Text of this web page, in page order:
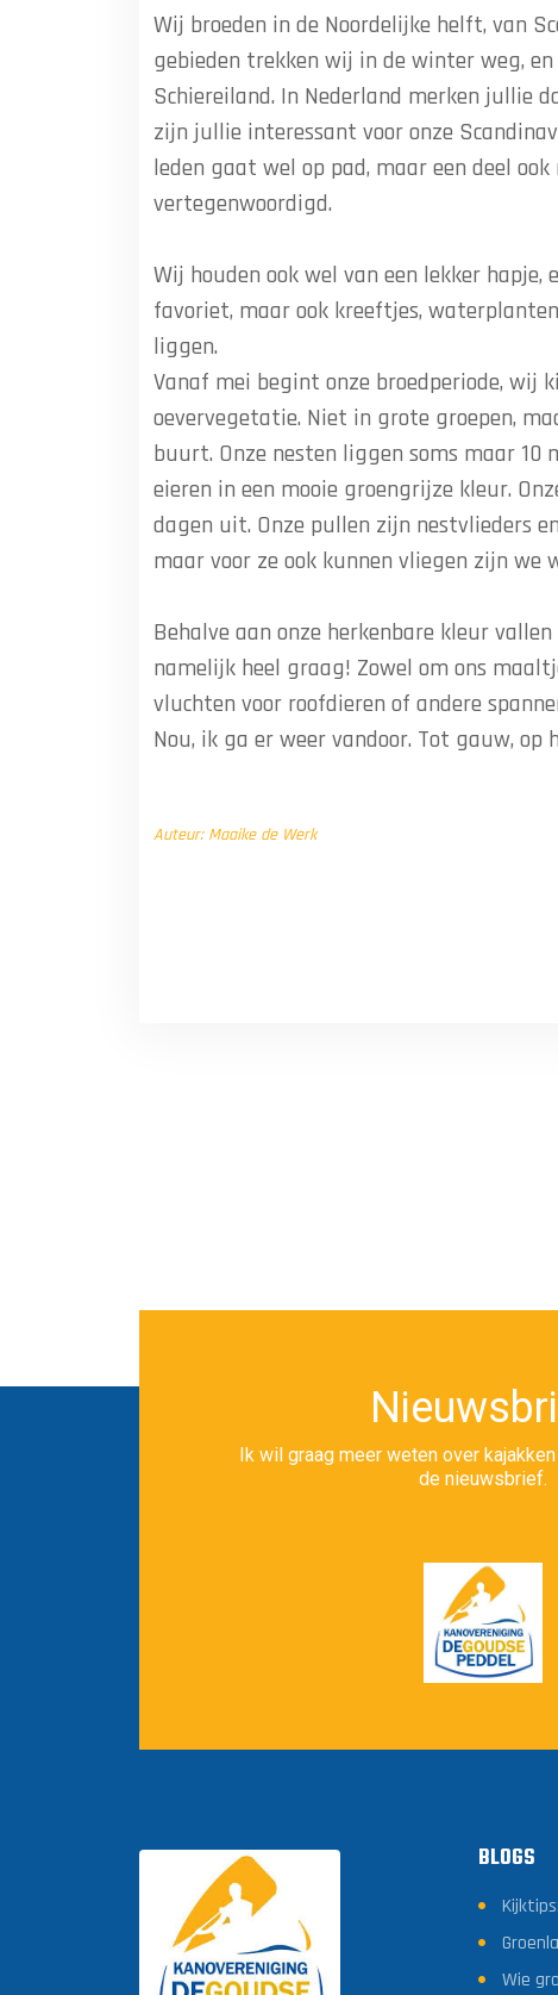
Behalve aan onze herkenbare kleur
namelijk heel graag! Zowel om ons
vluchten voor roofdieren of andere
Nou, ik ga er weer vandoor. Tot gauw,
Ik wil graag meer weten over
de nieuwsbrief.
BLOGS
Wie